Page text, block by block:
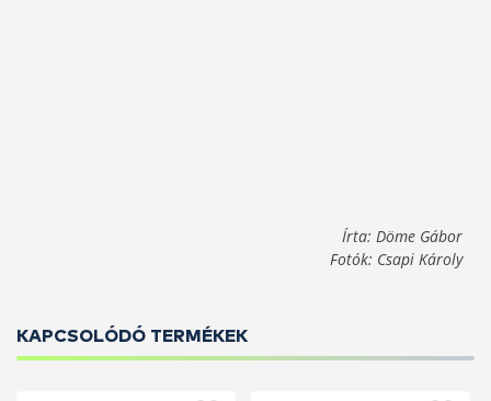
Írta: Döme Gábor
Fotók: Csapi Károly
KAPCSOLÓDÓ TERMÉKEK